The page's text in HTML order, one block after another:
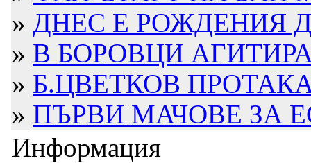
» ДНЕС Е РОЖДЕНИЯ
» В БОРОВЦИ
» Б.ЦВЕТКОВ
» ПЪРВИ МАЧОВЕ ЗА
Информация